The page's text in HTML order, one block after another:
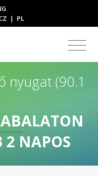
| PL
nyugat (90.1
2 NAPOS